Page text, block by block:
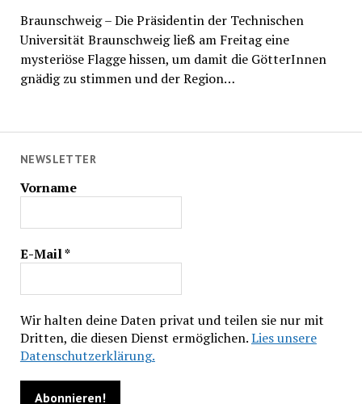
NEWSLETTER
Vorname
E-Mail*
Wir halten deine Daten privat und teilen sie nur mit
Dritten, die diesen Dienst ermöglichen.Lies unsere
Datenschutzerklärung.
Braunschweig – Die Präsidentin der Technischen
Universität Braunschweig ließ am Freitag eine
mysteriöse Flagge hissen, um damit die GötterInnen
gnädig zu stimmen und der Region…